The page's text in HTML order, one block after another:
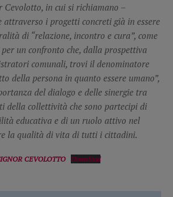
Cevolotto, in cui si richiamano –
attraverso i progetti concreti già in essere
di “relazione, incontro e cura”, come
un confronto che, dalla prospettiva
comunali, trovi il denominatore
della persona in quanto essere umano”,
del dialogo e delle sinergie tra
della collettività che sono partecipi di
educativa e di un ruolo attivo nel
la qualità di vita di tutti i cittadini.
CEVOLOTTO Download